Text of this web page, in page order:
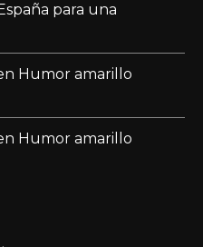
para una
Humor amarillo
Humor amarillo